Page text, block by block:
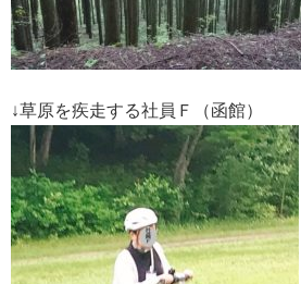
↓草原を疾走する社員Ｆ（函館）